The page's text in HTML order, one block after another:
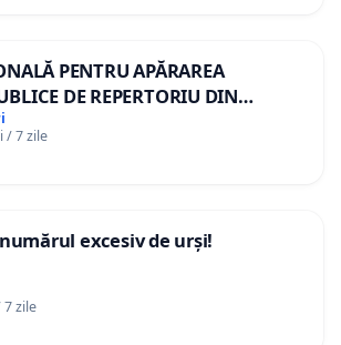
PENTRU APĂRAREA
DE REPERTORIU DIN
/ 7 zile
excesiv de urși!
zile